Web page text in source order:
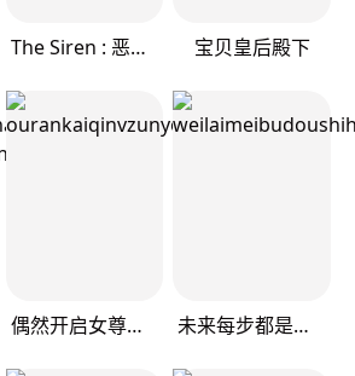
The Siren : 恶魔的契约家人 宝贝皇后殿下
偶然开启女尊游戏 未来每步都是花路